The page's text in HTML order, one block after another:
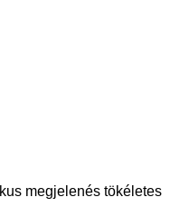
megjelenés tökéletes